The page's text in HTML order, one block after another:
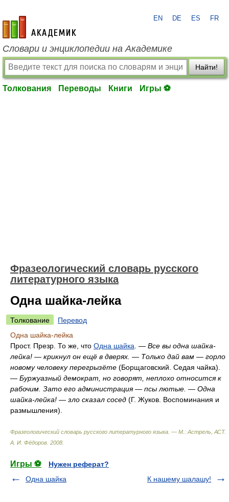
academic.ru
EN DE ES FR
Словари и энциклопедии на Академике
Найти!
Толкования Переводы Книги Игры ⚽
Фразеологический словарь русского
литературного языка
Одна шайка-лейка
Толкование
Перевод
Одна шайка-лейка
Прост. Презр. То же, что Одна шайка . — Все вы одна шайка-
лейка! — крикнул он ещё в дверях. — Только дай вам — горло
новому человеку перегрызёте (Борщаговский. Седая чайка).
— Буржуазный демократ, но говорят, неплохо относится к
рабочим. Зато его администрация — псы лютые. — Одна
шайка-лейка! — зло сказал сосед (Г. Жуков. Воспоминания и
размышления).
Фразеологический словарь русского литературного языка. — М.: Астрель, АСТ.
А. И. Фёдоров 2008
Игры ⚽
Нужен реферат?
Одна шайка
К нашему шалашу!